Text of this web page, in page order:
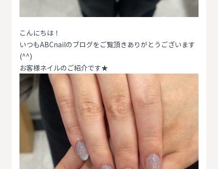
こんにちは！
いつもABCnailのブログをご覧頂きありがとうございます
(^^)
お客様ネイルのご紹介です★